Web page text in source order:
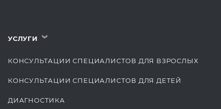
УСЛУГИ ›
КОНСУЛЬТАЦИИ СПЕЦИАЛИСТОВ ДЛЯ ВЗРОСЛЫХ
КОНСУЛЬТАЦИИ СПЕЦИАЛИСТОВ ДЛЯ ДЕТЕЙ
ДИАГНОСТИКА